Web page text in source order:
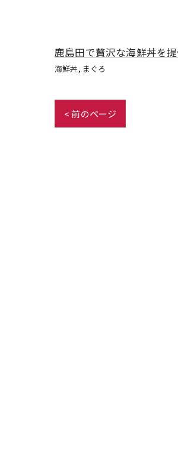
鹿島田で贅沢な海鮮丼を
海鮮丼 まぐろ
< 前のページ